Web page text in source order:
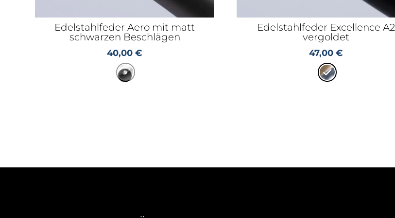
Edelstahlfeder Aero mit matt
schwarzen Beschlägen
40,00 €
Edelstahlfeder Excellence A2
vergoldet
47,00€